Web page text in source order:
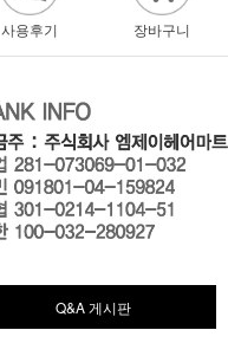
사용후기 장바구니
Q&A 게시판